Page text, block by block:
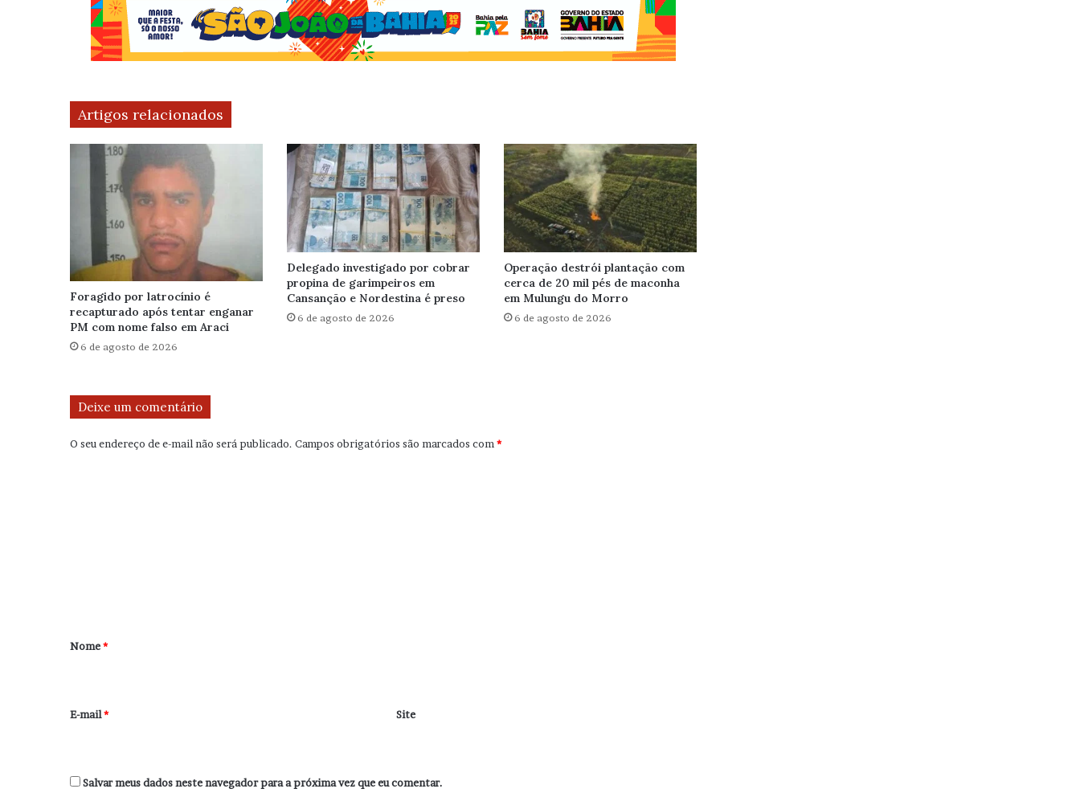
Artigos relacionados
Foragido por latrocínio é
recapturado após tentar enganar
PM com nome falso em Araci
6 de agosto de 2026
Delegado investigado por cobrar
propina de garimpeiros em
Cansanção e Nordestina é preso
6 de agosto de 2026
Operação destrói plantação com
cerca de 20 mil pés de maconha
em Mulungu do Morro
6 de agosto de 2026
Deixe um comentário
O seu endereço de e-mail não será publicado. Campos obrigatórios são marcados com *
r
*
Nome*
E-mail* Site
Salvar meus dados neste navegador para a próxima vez que eu comentar.